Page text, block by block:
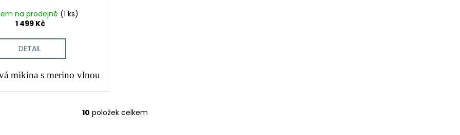
na prodejně (1 ks)
1 499 Kč
DETAIL
mikina s merino vlnou
O
10 položek celkem